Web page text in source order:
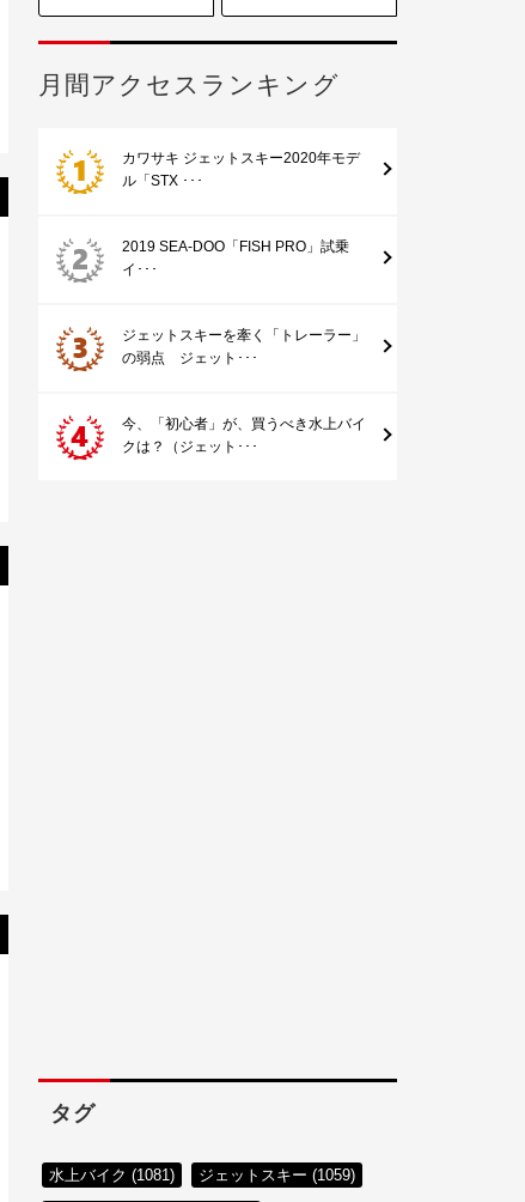
月間アクセスランキング
カワサキ ジェットスキー2020年モデ
ル「STX ･･･
2019 SEA-DOO「FISH PRO」試乗
イ･･･
ジェットスキーを牽く「トレーラー」
の弱点 ジェット･･･
今、「初心者」が、買うべき水上バイ
クは？（ジェット･･･
タグ
水上バイク (1081) ジェットスキー (1059)